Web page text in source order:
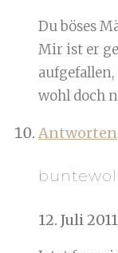
Du böses
Mir ist er
wohl doch
Antworten
12. Juli 2011